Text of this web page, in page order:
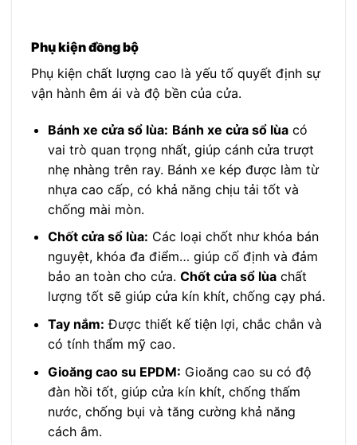
Phụ kiện đồng bộ
Phụ kiện chất lượng cao là yếu tố quyết định sự
vận hành êm ái và độ bền của cửa.
Bánh xe cửa sổ lùa: Bánh xe cửa sổ lùacó
vai trò quan trọng nhất, giúp cánh cửa trượt
nhẹ nhàng trên ray. Bánh xe kép được làm từ
nhựa cao cấp, có khả năng chịu tải tốt và
chống mài mòn.
Chốt cửa sổ lùa: Các loại chốt như khóa bán
nguyệt, khóa đa điểm… giúp cố định và đảm
bảo an toàn cho cửa. Chốt cửa sổ lùachất
lượng tốt sẽ giúp cửa kín khít, chống cạy phá.
Tay nắm: Được thiết kế tiện lợi, chắc chắn và
có tính thẩm mỹ cao.
Gioăng cao su EPDM: Gioăng cao su có độ
đàn hồi tốt, giúp cửa kín khít, chống thấm
nước, chống bụi và tăng cường khả năng
cách âm.